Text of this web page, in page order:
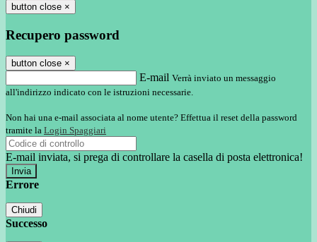
button close ×
Recupero password
button close ×
E-mail Verrà inviato un messaggio
all'indirizzo indicato con le istruzioni necessarie.
Non hai una e-mail associata al nome utente? Effettua il reset della password
tramite la Login Spaggiari
E-mail inviata, si prega di controllare la casella di posta elettronica!
Errore
Chiudi
Successo